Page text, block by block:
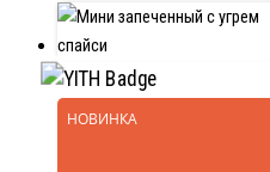
НОВИНКА